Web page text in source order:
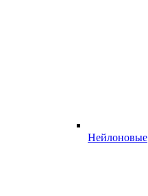
Нейлоновые